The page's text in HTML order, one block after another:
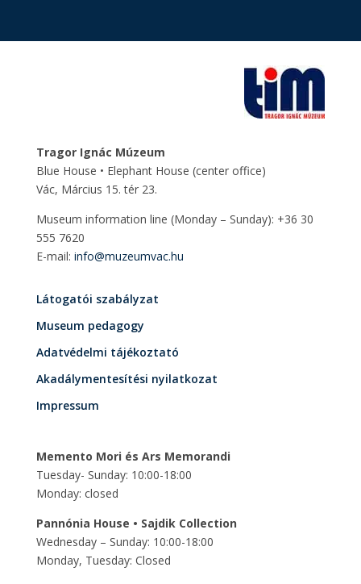
Tragor Ignác Múzeum
Blue House • Elephant House (center office)
Vác, Március 15. tér 23.
Museum information line (Monday – Sunday): +36 30
555 7620
E-mail: info@muzeumvac.hu
Látogatói szabályzat
Museum pedagogy
Adatvédelmi tájékoztató
Akadálymentesítési nyilatkozat
Impressum
Memento Mori és Ars Memorandi
Tuesday- Sunday: 10:00-18:00
Monday: closed
Pannónia House • Sajdik Collection
Wednesday – Sunday: 10:00-18:00
Monday, Tuesday: Closed